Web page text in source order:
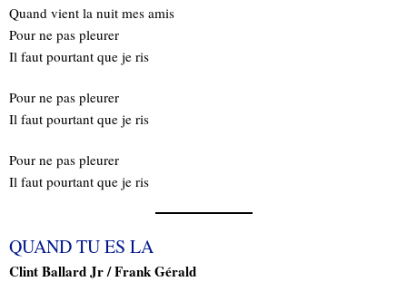
Quand vient la nuit mes amis
Pour ne pas pleurer
Il faut pourtant que je ris
Pour ne pas pleurer
Il faut pourtant que je ris
Pour ne pas pleurer
Il faut pourtant que je ris
QUAND TU ES LA
Clint Ballard Jr / Frank Gérald